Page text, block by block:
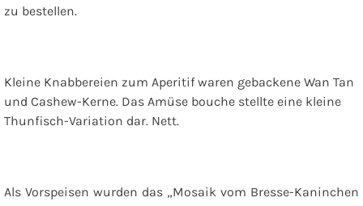
zu bestellen.
Kleine Knabbereien zum Aperitif waren gebackene Wan Tan
und Cashew-Kerne. Das Amüse bouche stellte eine kleine
Thunfisch-Variation dar. Nett.
Als Vorspeisen wurden das „Mosaik vom Bresse-Kaninchen